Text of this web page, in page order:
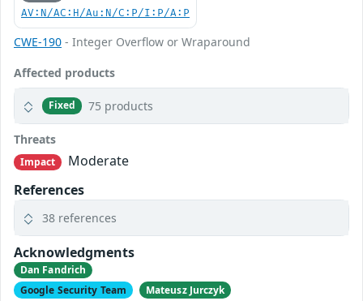
AV:N/AC:H/Au:N/C:P/I:P/A:P
CWE-190 - Integer Overflow or Wraparound
Affected products
Fixed 75 products
Threats
Impact
Moderate
References
38 references
Acknowledgments
Dan Fandrich
Google Security Team
Mateusz Jurczyk